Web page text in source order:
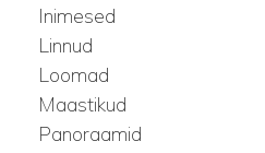
Inimesed
Linnud
Loomad
Maastikud
Panoraamid